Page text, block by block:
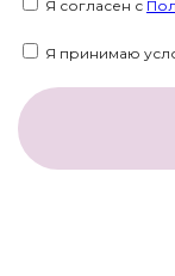
Я согласен с
Я принимаю